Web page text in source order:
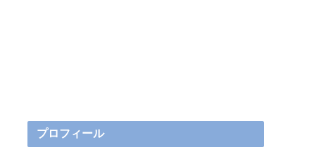
プロフィール